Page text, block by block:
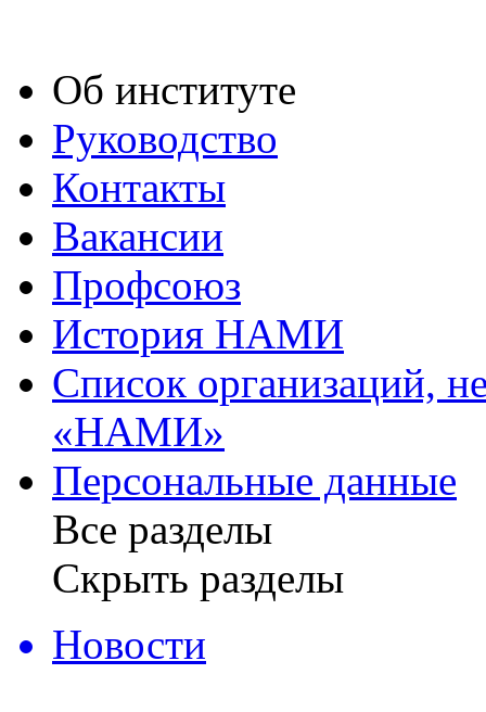
Об институте
Руководство
Контакты
Вакансии
Профсоюз
История НАМИ
Список организаций,
«НАМИ»
Персональные данные
Все разделы
Скрыть разделы
Новости